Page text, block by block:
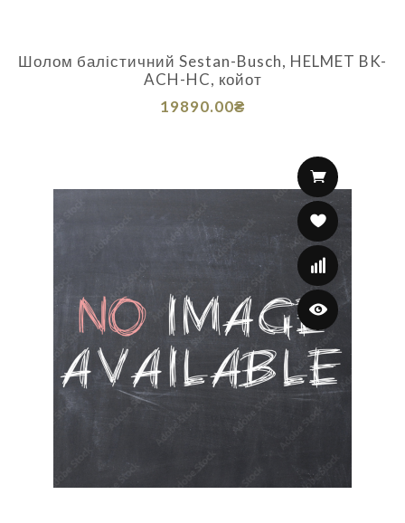
Шолом балістичний Sestan-Busch, HELMET BK-
ACH-HC, койот
19890.00₴